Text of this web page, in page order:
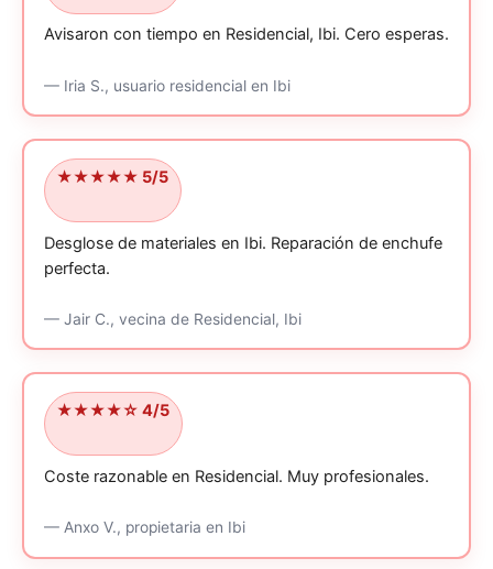
Avisaron con tiempo en Residencial, Ibi. Cero esperas.
—Iria S., usuario residencialen Ibi
★★★★★ 5/5
Desglose de materiales en Ibi. Reparación de enchufe
perfecta.
—Jair C., vecina de Residencial, Ibi
★★★★☆ 4/5
Coste razonable en Residencial. Muy profesionales.
—Anxo V., propietaria en Ibi